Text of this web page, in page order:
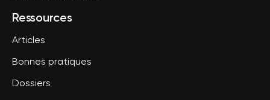
Ressources
Articles
Bonnes pratiques
Dossiers